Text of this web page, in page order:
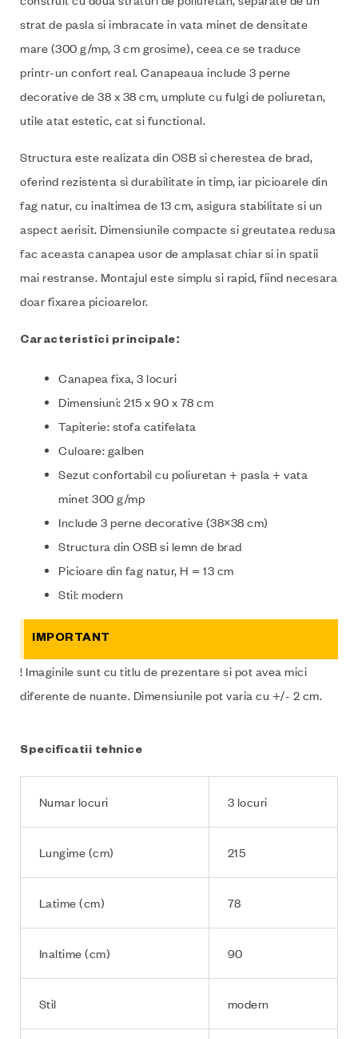
strat de pasla si imbracate in vata minet de densitate
mare (300 g/mp, 3 cm grosime), ceea ce se traduce
printr-un confort real. Canapeaua include 3 perne
decorative de 38 x 38 cm, umplute cu fulgi de poliuretan,
utile atat estetic, cat si functional.
Structura este realizata din OSB si cherestea de brad,
oferind rezistenta si durabilitate in timp, iar picioarele din
fag natur, cu inaltimea de 13 cm, asigura stabilitate si un
aspect aerisit. Dimensiunile compacte si greutatea redusa
fac aceasta canapea usor de amplasat chiar si in spatii
mai restranse. Montajul este simplu si rapid, fiind necesara
doar fixarea picioarelor.
Caracteristici principale:
Canapea fixa, 3 locuri
Dimensiuni: 215 x 90 x 78 cm
Tapiterie: stofa catifelata
Culoare: galben
Sezut confortabil cu poliuretan + pasla + vata
minet 300 g/mp
Include 3 perne decorative (38×38 cm)
Structura din OSB si lemn de brad
Picioare din fag natur, H = 13 cm
Stil: modern
IMPORTANT
! Imaginile sunt cu titlu de prezentare si pot avea mici
diferente de nuante. Dimensiunile pot varia cu +/- 2 cm.
Specificatii tehnice
Numar locuri 3 locuri
Lungime (cm) 215
Latime (cm) 78
Inaltime (cm) 90
Stil modern